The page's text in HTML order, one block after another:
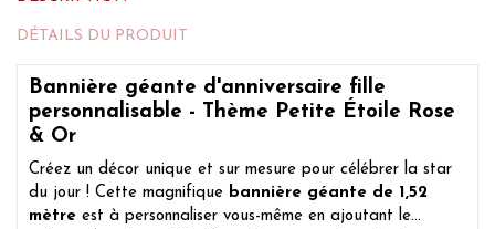
DÉTAILS DU PRODUIT
Bannière géante d'anniversaire fille
personnalisable - Thème Petite Étoile Rose
& Or
Créez un décor unique et sur mesure pour célébrer la star
du jour ! Cette magnifique bannière géante de 1,52
mètre est à personnaliser vous-même en ajoutant le